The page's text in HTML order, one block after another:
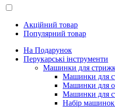
Акційний товар
Популярний товар
На Подарунок
Перукарські інструменти
Машинки для
Машинки для
Машинки для
Машинки для
Набір